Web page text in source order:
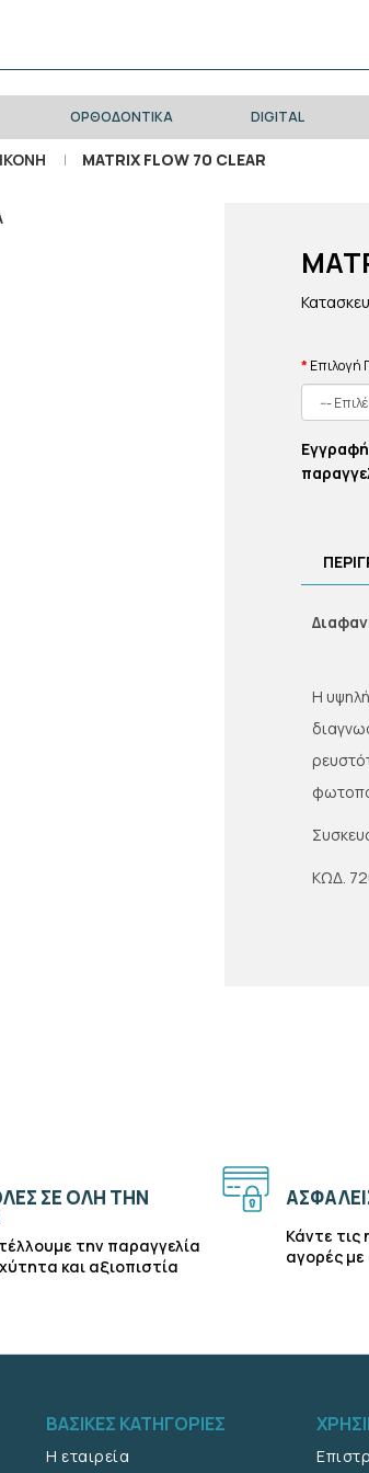
ΟΡΘΟΔΟΝΤΙΚΑ DIGITAL
MATRIX FLOW 70 CLEAR
Επιλογή
Η
ΚΩΔ.
ΣΕ ΌΛΗ ΤΗΝ
την παραγγελία
και αξιοπιστία
Κάντε τις
αγορές με
ΒΑΣΙΚΈΣ ΚΑΤΗΓΟΡΊΕΣ
Η εταιρεία